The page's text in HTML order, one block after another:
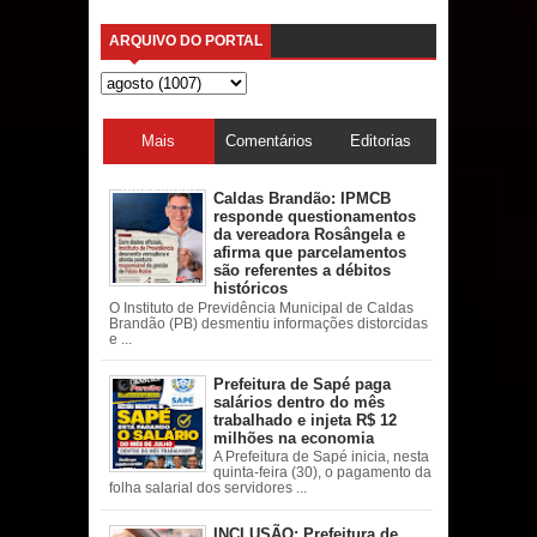
ARQUIVO DO PORTAL
Mais
acessadas
Comentários Editorias
Caldas Brandão: IPMCB
responde questionamentos
da vereadora Rosângela e
afirma que parcelamentos
são referentes a débitos
históricos
O Instituto de Previdência Municipal de Caldas
Brandão (PB) desmentiu informações distorcidas
e ...
Prefeitura de Sapé paga
salários dentro do mês
trabalhado e injeta R$ 12
milhões na economia
A Prefeitura de Sapé inicia, nesta
quinta-feira (30), o pagamento da
folha salarial dos servidores ...